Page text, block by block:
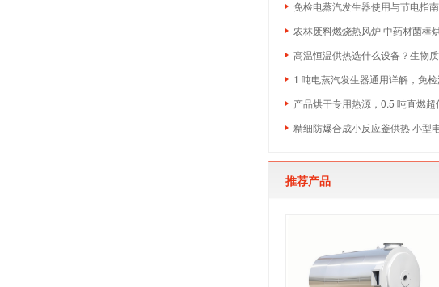
免检电蒸汽发生器使用与节电指
农林废料燃烧热风炉 中药材菌棒
高温恒温供热选什么设备？生物质导
1 吨电蒸汽发生器通用详解，免检洁净
产品烘干专用热源，0.5 吨直燃超
精细防爆合成小反应釜供热 小型
推荐产品